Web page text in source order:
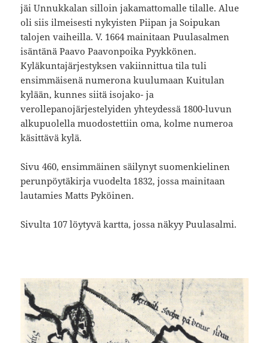
jäi Unnukkalan silloin jakamattomalle tilalle. Alue
oli siis ilmeisesti nykyisten Piipan ja Soipukan
talojen vaiheilla. V. 1664 mainitaan Puulasalmen
isäntänä Paavo Paavonpoika Pyykkönen.
Kyläkuntajärjestyksen vakiinnittua tila tuli
ensimmäisenä numerona kuulumaan Kuitulan
kylään, kunnes siitä isojako- ja
verollepanojärjestelyiden yhteydessä 1800-luvun
alkupuolella muodostettiin oma, kolme numeroa
käsittävä kylä.
Sivu 460, ensimmäinen säilynyt suomenkielinen
perunpöytäkirja vuodelta 1832, jossa mainitaan
lautamies Matts Pyköinen.
Sivulta 107 löytyvä kartta, jossa näkyy Puulasalmi.